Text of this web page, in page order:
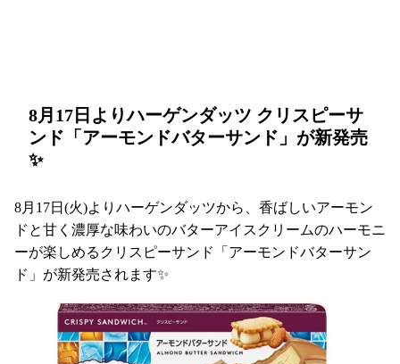
8月17日よりハーゲンダッツ クリスピーサ
ンド「アーモンドバターサンド」が新発売
✨
8月17日(火)よりハーゲンダッツから、香ばしいアーモン
ドと甘く濃厚な味わいのバターアイスクリームのハーモニ
ーが楽しめるクリスピーサンド「アーモンドバターサン
ド」が新発売されます✨